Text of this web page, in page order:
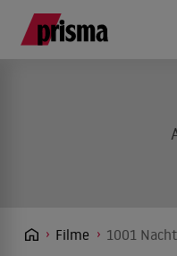
Filme 1001